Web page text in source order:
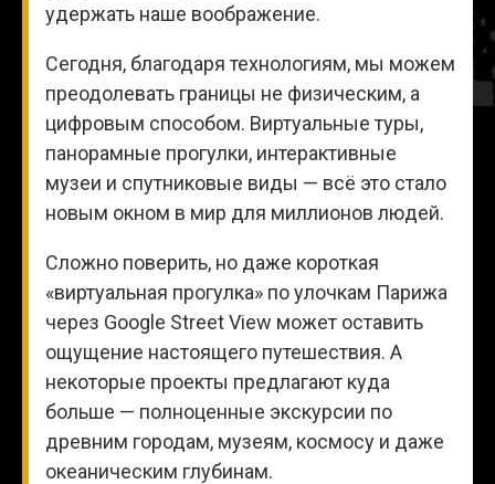
удержать наше воображение.
Сегодня, благодаря технологиям, мы можем
преодолевать границы не физическим, а
цифровым способом. Виртуальные туры,
панорамные прогулки, интерактивные
музеи и спутниковые виды — всё это стало
новым окном в мир для миллионов людей.
Сложно поверить, но даже короткая
«виртуальная прогулка» по улочкам Парижа
через Google Street View может оставить
ощущение настоящего путешествия. А
некоторые проекты предлагают куда
больше — полноценные экскурсии по
древним городам, музеям, космосу и даже
океаническим глубинам.